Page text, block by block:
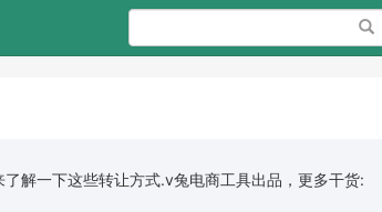
搜索
解一下这些转让方式.v兔电商工具出品，更多干货: